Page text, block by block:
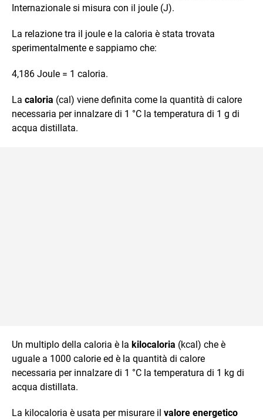
Internazionale si misura con il joule (J).
La relazione tra il joule e la caloria è stata trovata
sperimentalmente e sappiamo che:
4,186 Joule = 1 caloria.
La caloria (cal) viene definita come la quantità di calore
necessaria per innalzare di 1 °C la temperatura di 1 g di
acqua distillata.
Un multiplo della caloria è la kilocaloria (kcal) che è
uguale a 1000 calorie ed è la quantità di calore
necessaria per innalzare di 1 °C la temperatura di 1 kg di
acqua distillata.
La kilocaloria è usata per misurare il valore energetico